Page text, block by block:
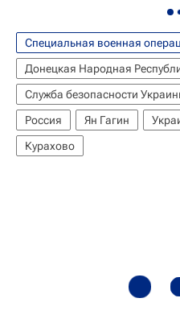
Специальная военная
Донецкая Народная
Служба безопасности
Россия
Ян Гагин
Курахово